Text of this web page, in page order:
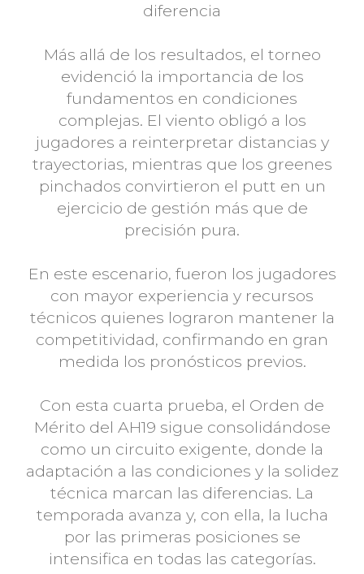
diferencia
Más allá de los resultados, el torneo
evidenció la importancia de los
fundamentos en condiciones
complejas. El viento obligó a los
jugadores a reinterpretar distancias y
trayectorias, mientras que los greenes
pinchados convirtieron el putt en un
ejercicio de gestión más que de
precisión pura.
En este escenario, fueron los jugadores
con mayor experiencia y recursos
técnicos quienes lograron mantener la
competitividad, confirmando en gran
medida los pronósticos previos.
Con esta cuarta prueba, el Orden de
Mérito del AH19 sigue consolidándose
como un circuito exigente, donde la
adaptación a las condiciones y la solidez
técnica marcan las diferencias. La
temporada avanza y, con ella, la lucha
por las primeras posiciones se
intensifica en todas las categorías.